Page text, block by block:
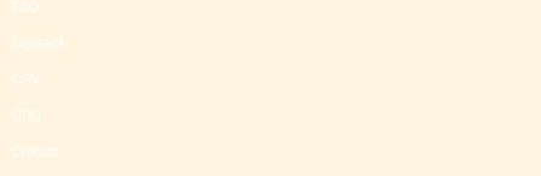
FAQ
Contact
CGV
CGU
Crédits